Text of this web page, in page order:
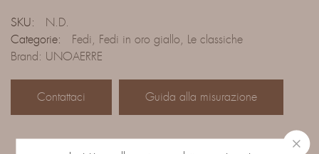
SKU:
N.D.
Categorie:
Fedi, Fedi in oro giallo, Le classiche
Brand: UNOAERRE
Contattaci Guida alla misurazione